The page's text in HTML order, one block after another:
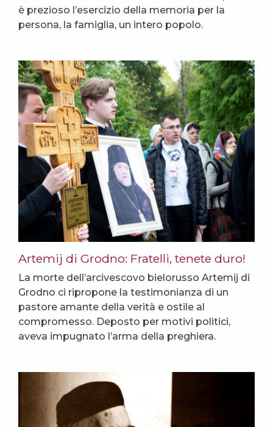
è prezioso l’esercizio della memoria per la
persona, la famiglia, un intero popolo.
Artemij di Grodno: Fratelli, tenete duro!
La morte dell’arcivescovo bielorusso Artemij di
Grodno ci ripropone la testimonianza di un
pastore amante della verità e ostile al
compromesso. Deposto per motivi politici,
aveva impugnato l’arma della preghiera.